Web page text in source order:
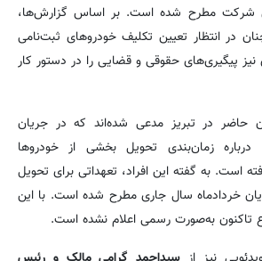
شرکت مطرح شده است. بر اساس گزارش‌ها،
در انتظار تعیین تکلیف خودروهای ثبت‌نامی
پیگیری‌های حقوقی و قضایی را در دستور کار
حاضر در تبریز مدعی شده‌اند که در جریان
زمان‌بندی تحویل بخشی از خودروها
است. به گفته این افراد، تعهداتی برای تحویل
خردادماه سال جاری مطرح شده است. با این
تاکنون به‌صورت رسمی اعلام نشده است.